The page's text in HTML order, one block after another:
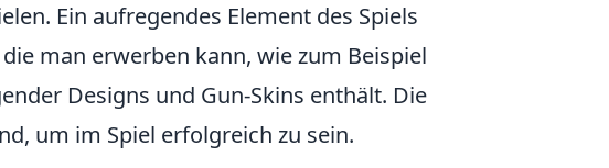
Ein aufregendes Element des Spiels
man erwerben kann, wie zum Beispiel
Designs und Gun-Skins enthält. Die
um im Spiel erfolgreich zu sein.